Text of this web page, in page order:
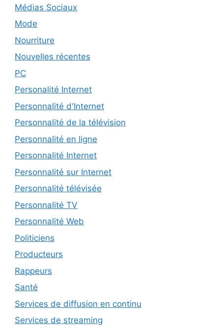
Médias Sociaux
Mode
Nourriture
Nouvelles récentes
PC
Personalité Internet
Personnalité d'Internet
Personnalité de la télévision
Personnalité en ligne
Personnalité Internet
Personnalité sur Internet
Personnalité télévisée
Personnalité TV
Personnalité Web
Politiciens
Producteurs
Rappeurs
Santé
Services de diffusion en continu
Services de streaming